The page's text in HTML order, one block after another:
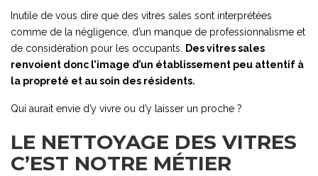
Inutile de vous dire que des vitres sales sont interprétées
comme de la négligence, d’un manque de professionnalisme et
de considération pour les occupants.
Des vitres sales
renvoient donc l’image d’un établissement peu attentif à
la propreté et au soin des résidents.
Qui aurait envie d’y vivre ou d’y laisser un proche ?
LE NETTOYAGE DES VITRES
C’EST NOTRE MÉTIER